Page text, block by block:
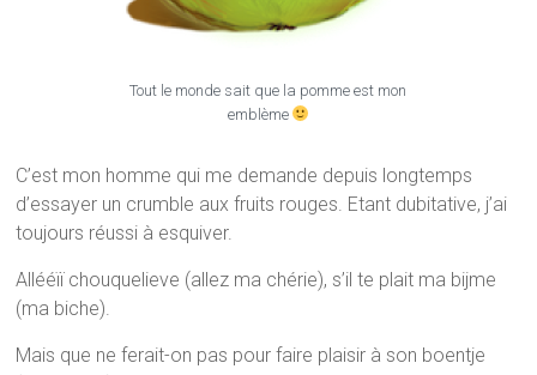
Tout le monde sait que la pomme est mon
emblème
C’est mon homme qui me demande depuis longtemps
d’essayer un crumble aux fruits rouges. Etant dubitative, j’ai
toujours réussi à esquiver.
Allééïï chouquelieve (allez ma chérie), s’il te plait ma bijme
(ma biche).
Mais que ne ferait-on pas pour faire plaisir à son boentje